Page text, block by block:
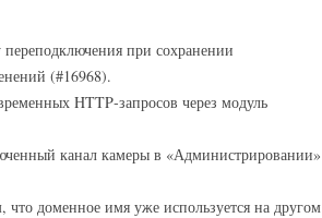
при сохранении
(#16968).
HTTP‑запросов через модуль
канал камеры в «Администрировании»
доменное имя уже используется на другом